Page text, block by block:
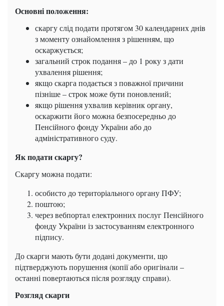
Основні положення:
скаргу слід подати протягом 30 календарних днів
з моменту ознайомлення з рішенням, що
оскаржується;
загальний строк подання – до 1 року з дати
ухвалення рішення;
якщо скарга подається з поважної причини
пізніше – строк може бути поновлений;
якщо рішення ухвалив керівник органу,
оскаржити його можна безпосередньо до
Пенсійного фонду України або до
адміністративного суду.
Як подати скаргу?
Скаргу можна подати:
особисто до територіального органу ПФУ;
поштою;
через вебпортал електронних послуг Пенсійного
фонду України із застосуванням електронного
підпису.
До скарги мають бути додані документи, що
підтверджують порушення (копії або оригінали –
останні повертаються після розгляду справи).
Розгляд скарги